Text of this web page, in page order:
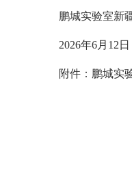
鹏城实验室新
2026年6月12日
附件：鹏城实